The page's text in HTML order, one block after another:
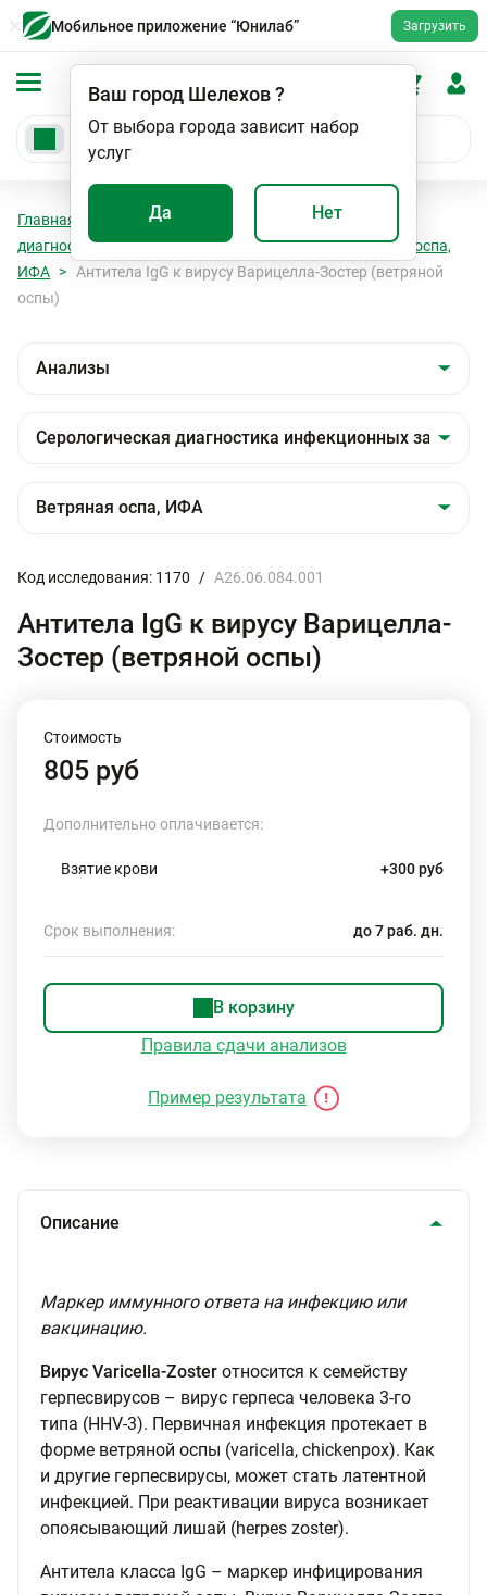
Мобильное приложение “Юнилаб” Загрузить
Ваш город Шелехов?
От выбора города зависит набор
услуг
Да Нет
Главная Анализы
Серологическая
диагностика инфекционных заболеваний
Ветряная оспа,
ИФА
Антитела IgG к вирусу Варицелла-Зостер (ветряной
оспы)
Код исследования: 1170 / A26.06.084.001
Антитела IgG к вирусу Варицелла-
Зостер (ветряной оспы)
Стоимость
805 руб
Дополнительно оплачивается:
Взятие крови +300 руб
Срок выполнения: до 7 раб. дн.
В корзину
Правила сдачи анализов
Пример результата
Описание
Маркер иммунного ответа на инфекцию или
вакцинацию.
Вирус Varicella-Zoster относится к семейству
герпесвирусов – вирус герпеса человека 3-го
типа (HHV-3). Первичная инфекция протекает в
форме ветряной оспы (varicella, chickenpox). Как
и другие герпесвирусы, может стать латентной
инфекцией. При реактивации вируса возникает
опоясывающий лишай (herpes zoster).
Антитела класса IgG – маркер инфицирования